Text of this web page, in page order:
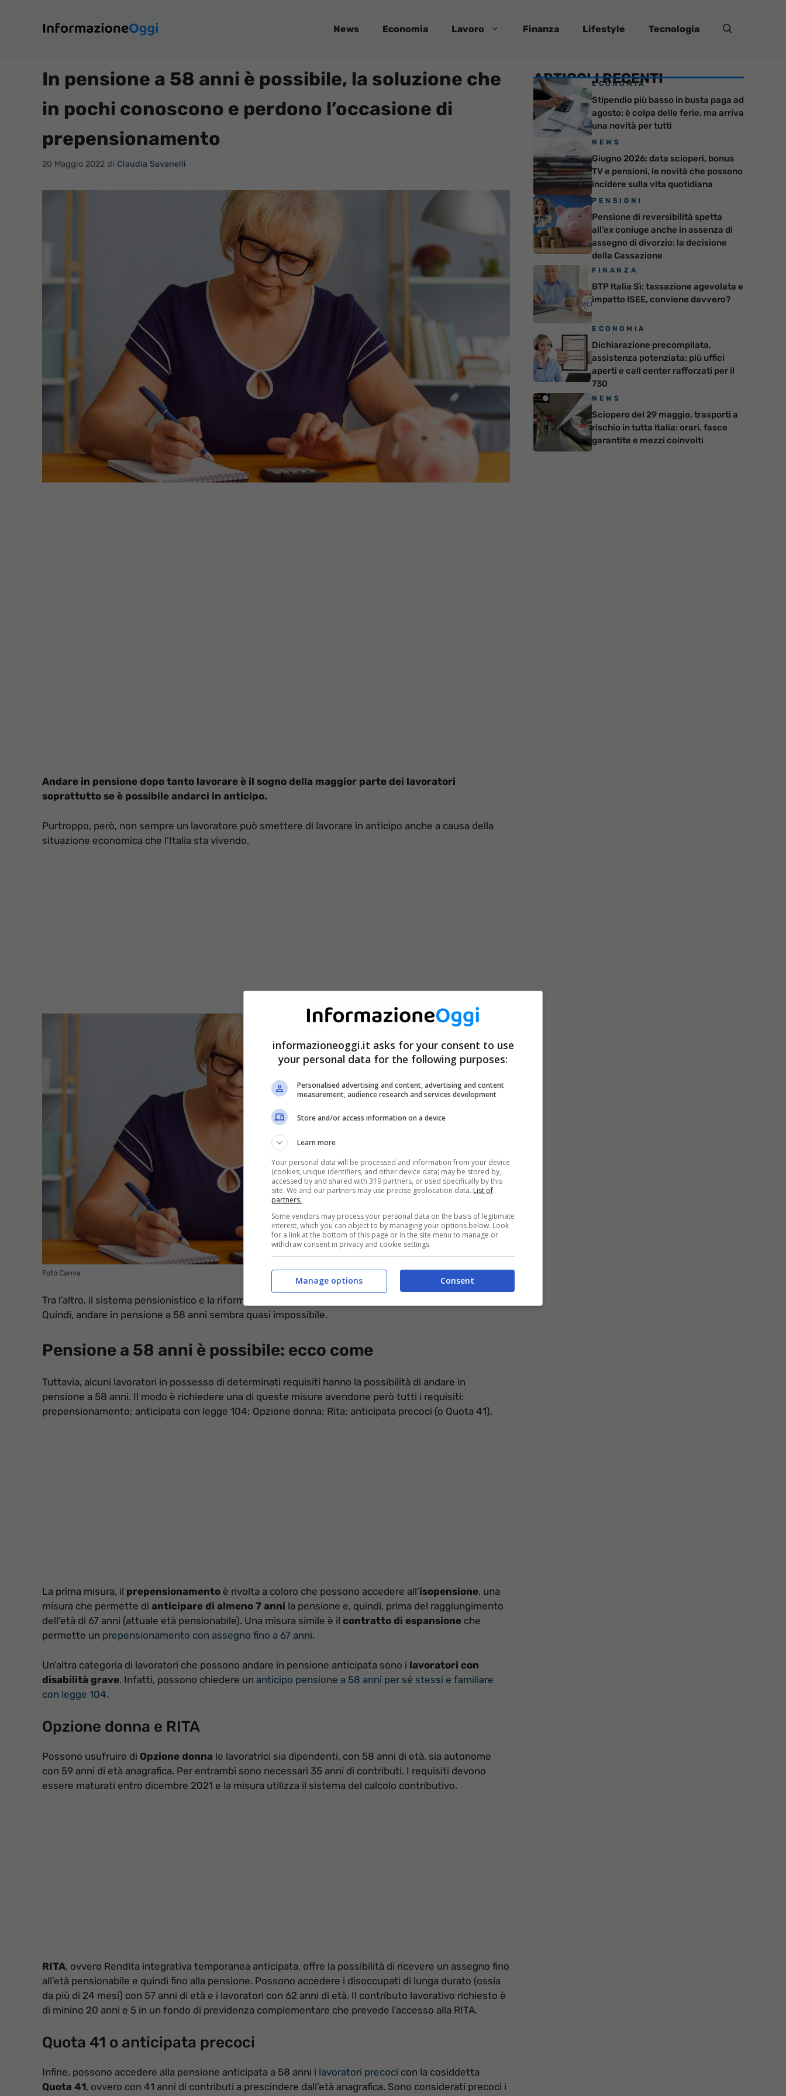
contenuto
News Economia Lavoro Finanza Lifestyle Tecnologia
In pensione a 58 anni è possibile, la soluzione che
in pochi conoscono e perdono l’occasione di
prepensionamento
20 Maggio 2022 di Claudia Savanelli
Andare in pensione dopo tanto lavorare è il sogno della maggior parte dei lavoratori
soprattutto se è possibile andarci in anticipo.
Purtroppo, però, non sempre un lavoratore può smettere di lavorare in anticipo anche a causa della
situazione economica che l’Italia sta vivendo.
Foto Canva
Tra l’altro, il sistema pensionistico e la riforma pensioni ha inasprito maggiormente le varie misure.
Quindi, andare in pensione a 58 anni sembra quasi impossibile.
Pensione a 58 anni è possibile: ecco come
Tuttavia, alcuni lavoratori in possesso di determinati requisiti hanno la possibilità di andare in
pensione a 58 anni. Il modo è richiedere una di queste misure avendone però tutti i requisiti:
prepensionamento; anticipata con legge 104; Opzione donna; Rita; anticipata precoci (o Quota 41).
La prima misura, il prepensionamento è rivolta a coloro che possono accedere all’isopensione, una
misura che permette di anticipare di almeno 7 anni la pensione e, quindi, prima del raggiungimento
dell’età di 67 anni (attuale età pensionabile). Una misura simile è il contratto di espansione che
permette un prepensionamento con assegno fino a 67 anni.
Un’altra categoria di lavoratori che possono andare in pensione anticipata sono i lavoratori con
disabilità grave. Infatti, possono chiedere un anticipo pensione a 58 anni per sé stessi e familiare
con legge 104.
Opzione donna e RITA
Possono usufruire di Opzione donna le lavoratrici sia dipendenti, con 58 anni di età, sia autonome
con 59 anni di età anagrafica. Per entrambi sono necessari 35 anni di contributi. I requisiti devono
essere maturati entro dicembre 2021 e la misura utilizza il sistema del calcolo contributivo.
RITA, ovvero Rendita integrativa temporanea anticipata, offre la possibilità di ricevere un assegno fino
all’età pensionabile e quindi fino alla pensione. Possono accedere i disoccupati di lunga durato (ossia
da più di 24 mesi) con 57 anni di età e i lavoratori con 62 anni di età. Il contributo lavorativo richiesto è
di minino 20 anni e 5 in un fondo di previdenza complementare che prevede l’accesso alla RITA.
Quota 41 o anticipata precoci
Infine, possono accedere alla pensione anticipata a 58 anni i lavoratori precoci con la cosiddetta
Quota 41, ovvero con 41 anni di contributi a prescindere dall’età anagrafica. Sono considerati precoci i
ARTICOLI RECENTI
ECONOMIA
Stipendio più basso in busta paga ad
agosto: è colpa delle ferie, ma arriva
una novità per tutti
NEWS
Giugno 2026: data scioperi, bonus
TV e pensioni, le novità che possono
incidere sulla vita quotidiana
PENSIONI
Pensione di reversibilità spetta
all’ex coniuge anche in assenza di
assegno di divorzio: la decisione
della Cassazione
FINANZA
BTP Italia Sì: tassazione agevolata e
impatto ISEE, conviene davvero?
ECONOMIA
Dichiarazione precompilata,
assistenza potenziata: più uffici
aperti e call center rafforzati per il
730
NEWS
Sciopero del 29 maggio, trasporti a
rischio in tutta Italia: orari, fasce
garantite e mezzi coinvolti
informazioneoggi.it asks for your consent to use
your personal data for the following purposes:
Personalised advertising and content, advertising and content
measurement, audience research and services development
Store and/or access information on a device
Learn more
Your personal data will be processed and information from your device
(cookies, unique identifiers, and other device data) may be stored by,
accessed by and shared with 319 partners, or used specifically by this
site. We and our partners may use precise geolocation data. List of
partners.
Some vendors may process your personal data on the basis of legitimate
interest, which you can object to by managing your options below. Look
for a link at the bottom of this page or in the site menu to manage or
withdraw consent in privacy and cookie settings.
Consent
Manage options